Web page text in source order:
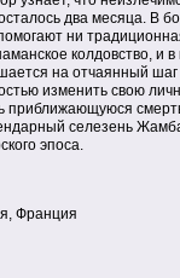
два месяца. В
ни
колдовство, и в
на отчаянный
изменить свою
приближающуюся
селезень
эпоса.
Франция